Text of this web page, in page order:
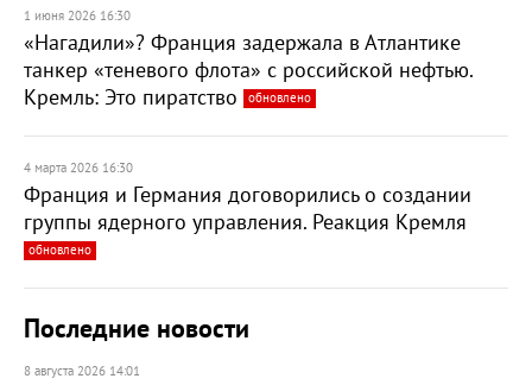
1 июня 2026 16:30
«Нагадили»? Франция задержала в Атлантике
танкер «теневого флота» с российской нефтью.
Кремль: Это пиратство
обновлено
4 марта 2026 16:30
Франция и Германия договорились о создании
группы ядерного управления. Реакция Кремля
обновлено
Последние новости
8 августа 2026 14:01